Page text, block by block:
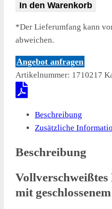
In den Warenkorb
*Der Lieferumfang kann
abweichen.
Angebot anfragen
Artikelnummer: 1710217
Beschreibung
Zusätzliche
Beschreibung
mit